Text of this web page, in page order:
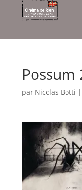
Possum
par Nicolas Botti |